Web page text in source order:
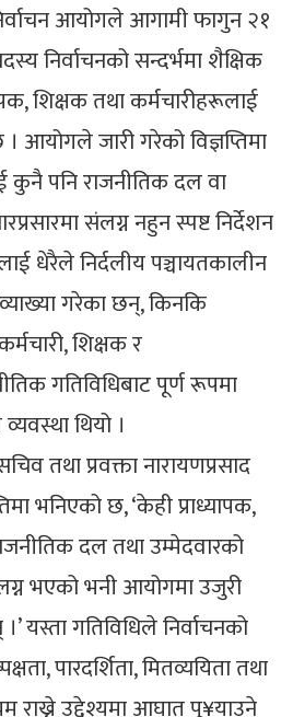
आयोगले आगामी फागुन २१
निर्वाचनको सन्दर्भमा शैक्षिक
शिक्षक तथा कर्मचारीहरूलाई
आयोगले जारी गरेको विज्ञप्तिमा
कुनै पनि राजनीतिक दल वा
संलग्न नहुन स्पष्ट निर्देशन
धेरैले निर्दलीय पञ्चायतकालीन
गरेका छन्, किनकि
शिक्षक र
गतिविधिबाट पूर्ण रूपमा
थियो ।
तथा प्रवक्ता नारायणप्रसाद
भनिएको छ, ‘केही प्राध्यापक,
दल तथा उम्मेदवारको
भएको भनी आयोगमा उजुरी
यस्ता गतिविधिले निर्वाचनको
पारदर्शिता, मितव्ययिता तथा
उद्देश्यमा आघात पु¥याउने